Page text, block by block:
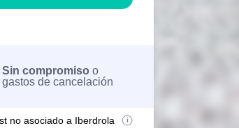
Sin compromiso o
gastos de cancelación
no asociado a Iberdrola